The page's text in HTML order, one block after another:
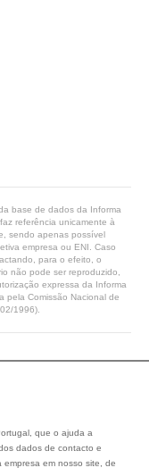
base de dados da Informa
referência unicamente à
sendo apenas possível
empresa ou ENI. Caso
para o efeito, o
não pode ser reproduzido,
expressa da Informa
pela Comissão Nacional de
1996).
que o ajuda a
dados de contacto e
em nosso site, de